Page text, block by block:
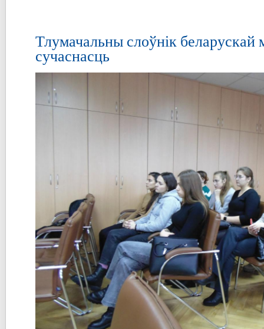
Тлумачальны слоўнік беларускай
сучаснасць